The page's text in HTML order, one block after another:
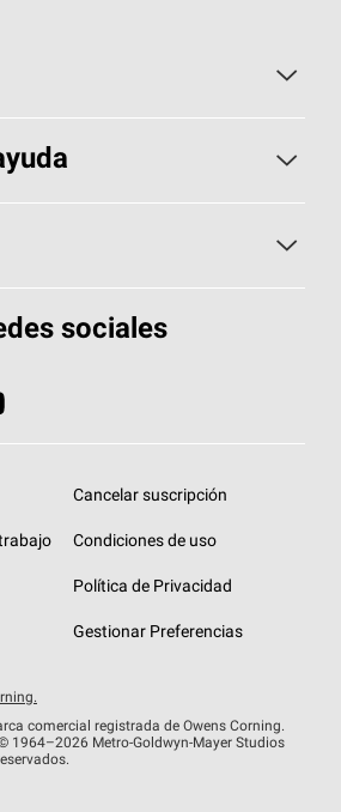
techos
sobre techos
diseño y color
contratistas de techos
-PINK®
o encuentre un
techos
sociales
Cancelar suscripción
Condiciones de uso
Política de Privacidad
Gestionar Preferencias
comercial registrada de Owens Corning.
1964–2026 Metro-Goldwyn-Mayer Studios